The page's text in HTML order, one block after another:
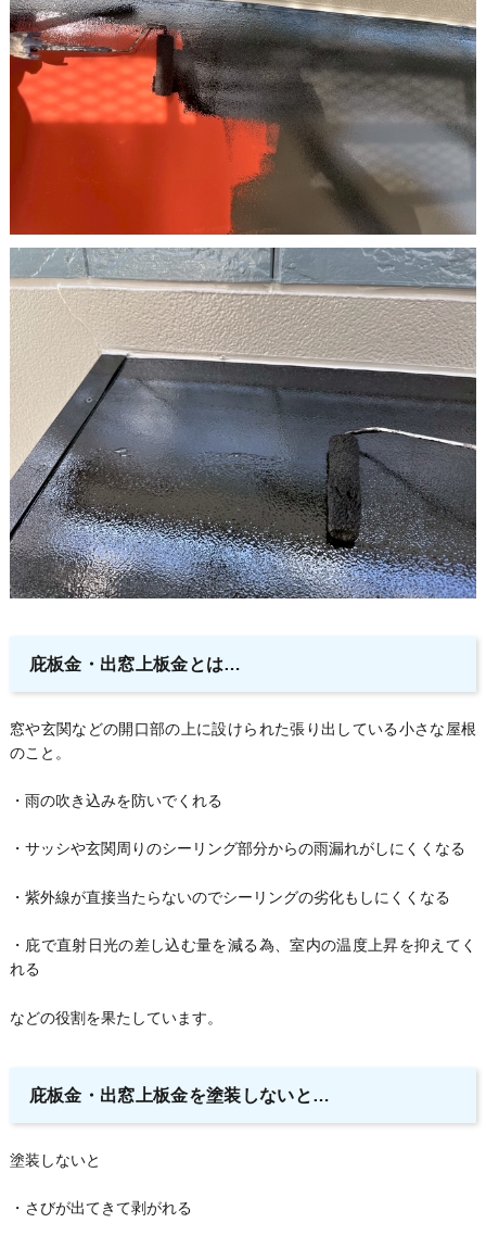
庇板金・出窓上板金とは…
窓や玄関などの開口部の上に設けられた張り出している小さな屋根
のこと。
・雨の吹き込みを防いでくれる
・サッシや玄関周りのシーリング部分からの雨漏れがしにくくなる
・紫外線が直接当たらないのでシーリングの劣化もしにくくなる
・庇で直射日光の差し込む量を減る為、室内の温度上昇を抑えてく
れる
などの役割を果たしています。
庇板金・出窓上板金を塗装しないと…
塗装しないと
・さびが出てきて剥がれる